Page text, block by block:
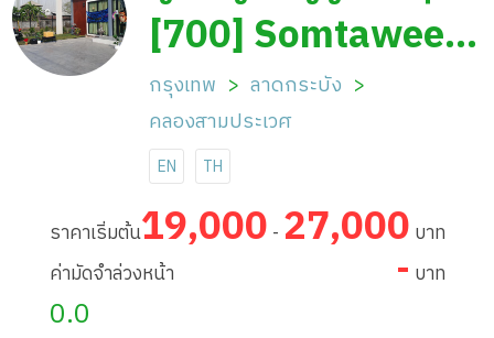
สมทวีเนอร์สซิ่งโฮม
[700] Somtaween
Nursing Home
กรุงเทพ
ลาดกระบัง
คลองสามประเวศ
EN TH
ราคาเริ่มต้น19,000 - 27,000 บาท
ค่ามัดจำล่วงหน้า
- บาท
0.0